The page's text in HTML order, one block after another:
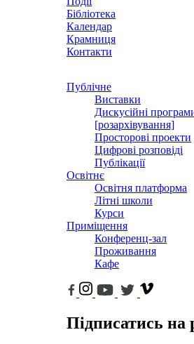
Бібліотека
Календар
Крамниця
Контакти
Публічне
Виставки
Дискусійні
[розархівування]
Просторові проекти
Цифрові розповіді
Публікації
Освітнє
Освітня платформа
Літні школи
Курси
Приміщення
Конференц-зал
Проживання
Кафе
Підписатись на